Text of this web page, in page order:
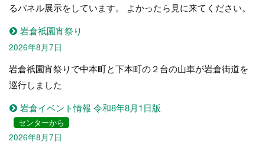
るパネル展示をしています。 よかったら見に来てください。
岩倉祇園宵祭り
2026年8月7日
岩倉祇園宵祭りで中本町と下本町の２台の山車が岩倉街道を
巡行しました
岩倉イベント情報 令和8年8月1日版
センターから
2026年8月7日